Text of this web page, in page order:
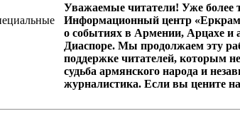
Уважаемые читатели! Уже более
Информационный центр
о событиях в Армении, Арцахе и
Диаспоре. Мы продолжаем эту
поддержке читателей, которым
судьба армянского народа и
журналистика. Если вы цените